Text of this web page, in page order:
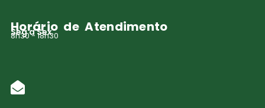
Horário de Atendimento
Seg a Sex
8h30 - 18h30